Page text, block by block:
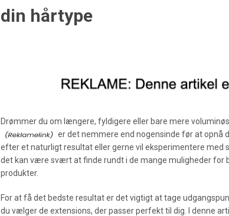
din hårtype
Drømmer du om længere, fyldigere eller bare mere
er det nemmere end nogensinde før at opnå
efter et naturligt resultat eller gerne vil eksperimentere med
det kan være svært at finde rundt i de mange muligheder for
produkter.
For at få det bedste resultat er det vigtigt at tage
du vælger de extensions, der passer perfekt til dig. I denne